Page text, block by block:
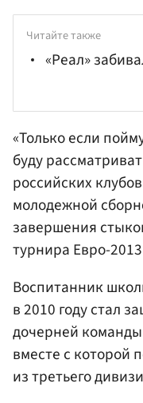
Читайте также
«Реал»
«Только если
буду
российских
молодежной
завершения
турнира Евро-
Воспитанник
в 2010 году стал
дочерней команды
вместе с которой
из третьего